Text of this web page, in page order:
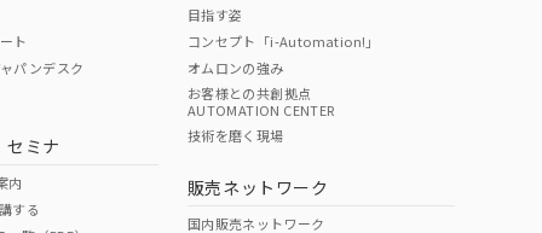
O O
ページへ
ください
ト
パンデスク
セミナ
内
する
目指す姿
コンセプト「i-Automation!」
オムロンの強み
お客様との共創拠点
AUTOMATION CENTER
技術を磨く現場
販売ネットワーク
国内販売ネットワーク